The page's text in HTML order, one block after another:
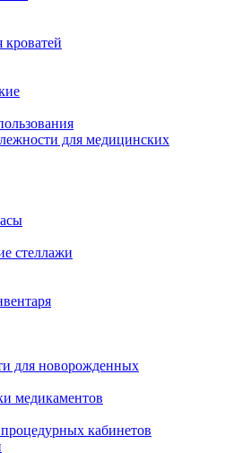
для медицинских
стеллажи
для новорожденных
медикаментов
кабинетов